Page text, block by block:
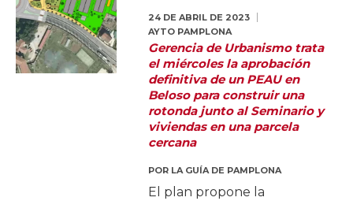
24 DE ABRIL DE 2023
AYTO PAMPLONA
Gerencia de Urbanismo trata
el miércoles la aprobación
definitiva de un PEAU en
Beloso para construir una
rotonda junto al Seminario y
viviendas en una parcela
cercana
POR LA GUÍA DE PAMPLONA
El plan propone la